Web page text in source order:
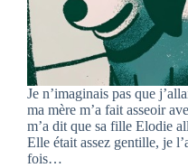
Je n’imaginais pas que
ma mère m’a fait asseoir
m’a dit que sa fille Elodie
Elle était assez gentille, je
fois…